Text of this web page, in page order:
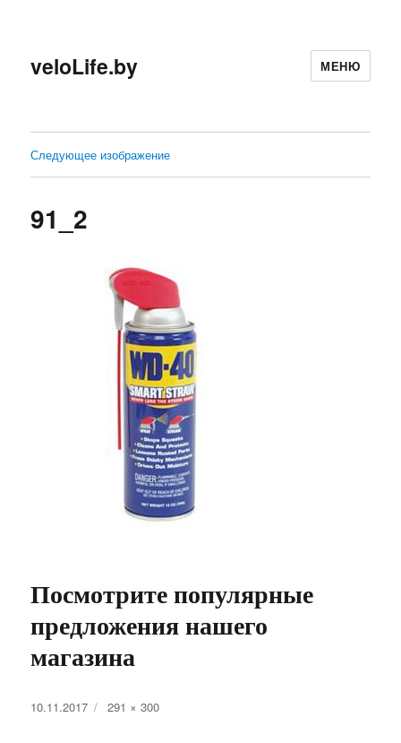
veloLife.by МЕНЮ
Следующее изображение
91_2
Посмотрите популярные
предложения нашего
магазина
Опубликовано
10.11.2017
Полный
291 × 300